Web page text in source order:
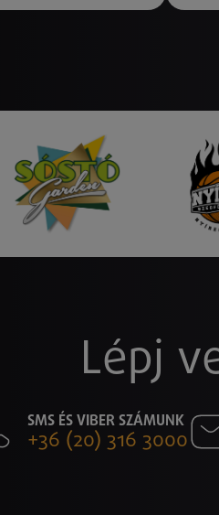
Lépj
SMS ÉS VIBER SZÁMUNK
+36 (20) 316 3000